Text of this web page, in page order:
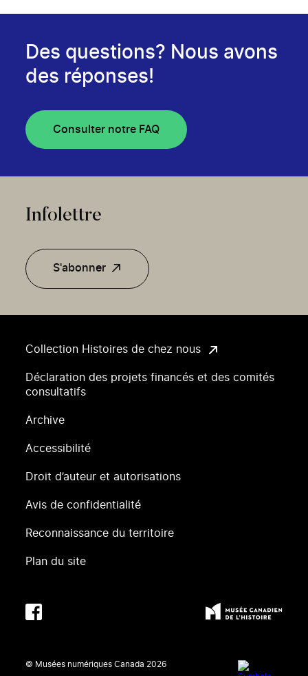
Collection Histoires de chez nous
Déclaration des projets financés et des comités
consultatifs
Archive
Accessibilité
Droit d’auteur et autorisations
Avis de confidentialité
Reconnaissance du territoire
Plan du site
© Musées numériques Canada 2026
Des questions? Nous avons
des réponses!
Consulter notre FAQ
Infolettre
S'abonner